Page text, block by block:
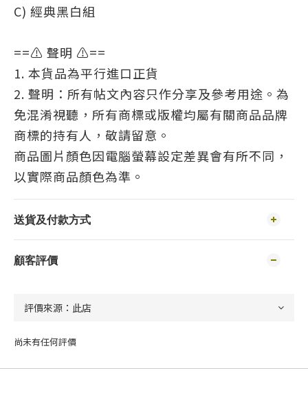
C) 經典黑白組
==⚠️ 聲明 ⚠️==
1. 本貨品為平行進口正貨
2. 聲明：所有帖文內容只作分享及參考用途。為
免混淆視聽，所有商標或版權均屬有關商品品牌
商標的持有人，敬請留意。
商品圖片顏色因電腦螢幕設定差異會有所不同，
以實際商品顏色為準。
送貨及付款方式
顧客評價
尚未有任何評價